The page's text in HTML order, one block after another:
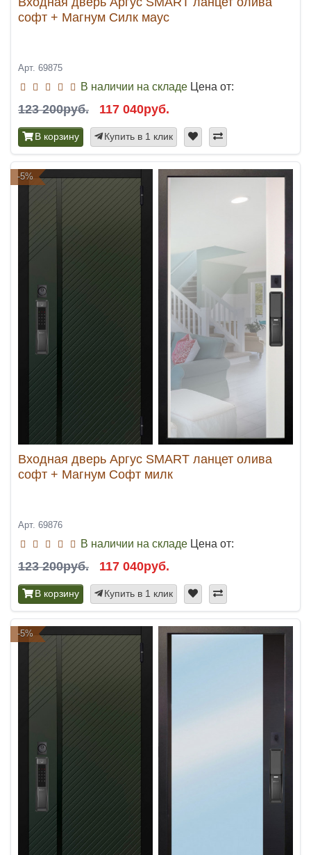
софт + Магнум Силк маус
Арт. 69875
В наличии на складе Цена от:
123 200руб. 117 040руб.
В корзину Купить в 1 клик
-5%
Входная дверь Аргус SMART ланцет олива
софт + Магнум Софт милк
Арт. 69876
В наличии на складе Цена от:
123 200руб. 117 040руб.
В корзину Купить в 1 клик
-5%